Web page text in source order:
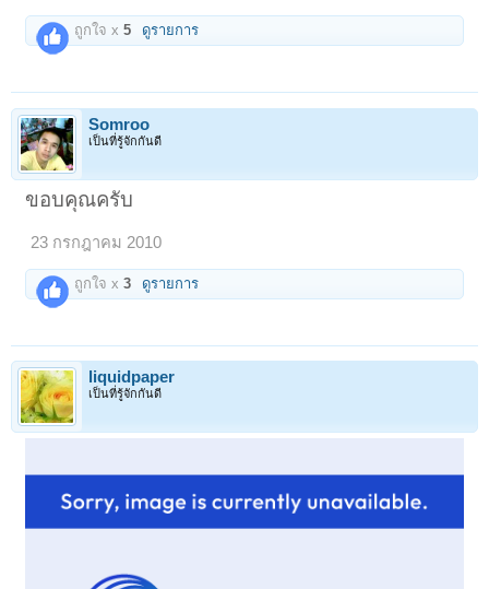
ถูกใจ x5 ดูรายการ
Somroo
เป็นที่รู้จักกันดี
ขอบคุณครับ
23 กรกฎาคม 2010
ถูกใจ x3 ดูรายการ
liquidpaper
เป็นที่รู้จักกันดี